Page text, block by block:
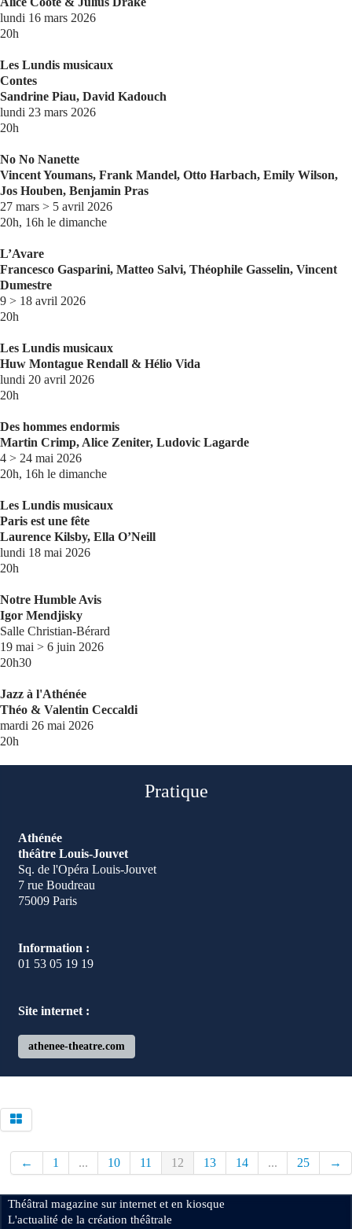
lundi 16 mars 2026
20h
Les Lundis musicaux
Contes
Sandrine Piau, David Kadouch
lundi 23 mars 2026
20h
No No Nanette
Vincent Youmans, Frank Mandel, Otto Harbach, Emily Wilson,
Jos Houben, Benjamin Pras
27 mars > 5 avril 2026
20h, 16h le dimanche
L’Avare
Francesco Gasparini, Matteo Salvi, Théophile Gasselin, Vincent
Dumestre
9 > 18 avril 2026
20h
Les Lundis musicaux
Huw Montague Rendall & Hélio Vida
lundi 20 avril 2026
20h
Des hommes endormis
Martin Crimp, Alice Zeniter, Ludovic Lagarde
4 > 24 mai 2026
20h, 16h le dimanche
Les Lundis musicaux
Paris est une fête
Laurence Kilsby, Ella O’Neill
lundi 18 mai 2026
20h
Notre Humble Avis
Igor Mendjisky
Salle Christian-Bérard
19 mai > 6 juin 2026
20h30
Jazz à l'Athénée
Théo & Valentin Ceccaldi
mardi 26 mai 2026
20h
Pratique
Athénée
théâtre Louis-Jouvet
Sq. de l'Opéra Louis-Jouvet
7 rue Boudreau
75009 Paris
Information :
01 53 05 19 19
Site internet :
athenee-theatre.com
← 1 ... 10 11 12 13 14 ... 25 →
Théâtral magazine sur internet et en kiosque
L'actualité de la création théâtrale